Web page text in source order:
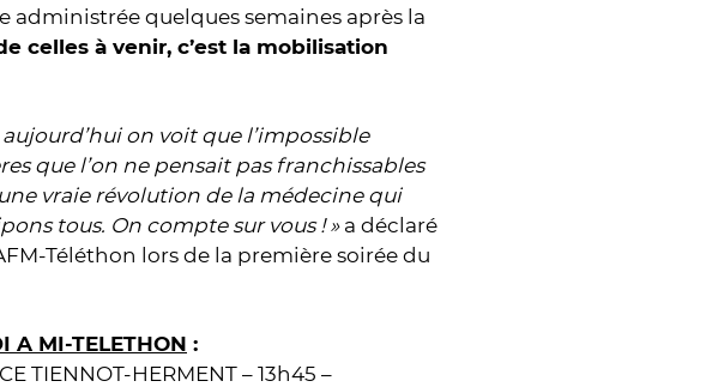
quelques semaines après la
celles à venir, c’est la mobilisation
on voit que l’impossible
que l’on ne pensait pas franchissables
vraie révolution de la médecine qui
tous. On compte sur vous ! »a déclaré
Téléthon lors de la première soirée du
A MI-TELETHON :
TIENNOT-HERMENT – 13h45 –